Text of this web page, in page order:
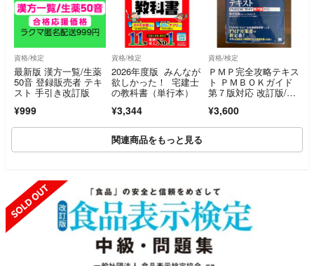
資格/検定
最新版 漢方一覧/生薬
50音 登録販売者 テキ
スト 手引き改訂版
¥999
資格/検定
2026年度版 みんなが
欲しかった！ 宅建士
の教科書（単行本）
¥3,344
資格/検定
ＰＭＰ完全攻略テキス
ト ＰＭＢＯＫガイド
第７版対応 改訂版/翔
本（ソフトカバー））
¥3,600
関連商品をもっと見る
SOLD OUT